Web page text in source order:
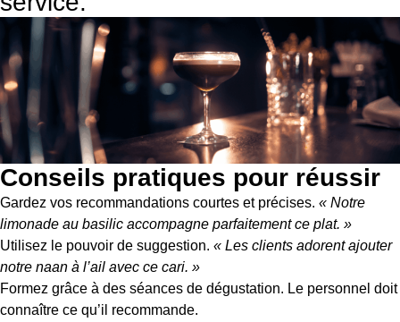
Conseils pratiques pour réussir
Gardez vos recommandations courtes et précises. « Notre
limonade au basilic accompagne parfaitement ce plat. »
Utilisez le pouvoir de suggestion. « Les clients adorent ajouter
notre naan à l’ail avec ce cari. »
Formez grâce à des séances de dégustation. Le personnel doit
connaître ce qu’il recommande.